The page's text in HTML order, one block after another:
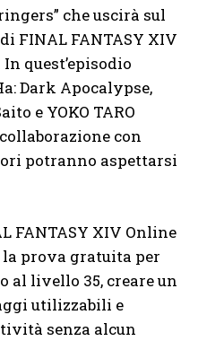
che uscirà sul
di FINAL FANTASY XIV
quest’episodio
Dark Apocalypse,
e YOKO TARO
con
potranno aspettarsi
FANTASY XIV Online
prova gratuita per
al livello 35, creare un
utilizzabili e
senza alcun